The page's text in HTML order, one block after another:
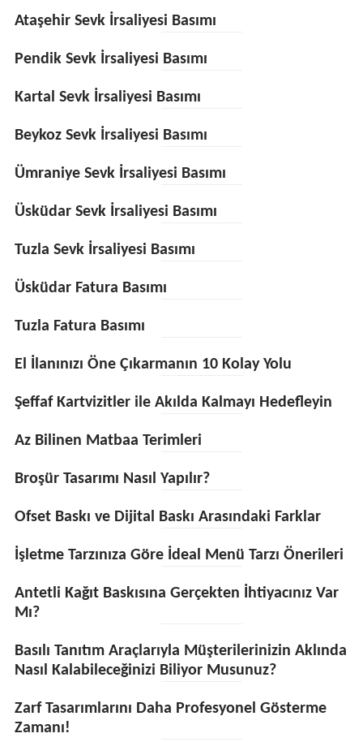
Ataşehir Sevk İrsaliyesi Basımı
Pendik Sevk İrsaliyesi Basımı
Kartal Sevk İrsaliyesi Basımı
Beykoz Sevk İrsaliyesi Basımı
Ümraniye Sevk İrsaliyesi Basımı
Üsküdar Sevk İrsaliyesi Basımı
Tuzla Sevk İrsaliyesi Basımı
Üsküdar Fatura Basımı
Tuzla Fatura Basımı
El İlanınızı Öne Çıkarmanın 10 Kolay Yolu
Şeffaf Kartvizitler ile Akılda Kalmayı Hedefleyin
Az Bilinen Matbaa Terimleri
Broşür Tasarımı Nasıl Yapılır?
Ofset Baskı ve Dijital Baskı Arasındaki Farklar
İşletme Tarzınıza Göre İdeal Menü Tarzı Önerileri
Antetli Kağıt Baskısına Gerçekten İhtiyacınız Var
Mı?
Basılı Tanıtım Araçlarıyla Müşterilerinizin Aklında
Nasıl Kalabileceğinizi Biliyor Musunuz?
Zarf Tasarımlarını Daha Profesyonel Gösterme
Zamanı!